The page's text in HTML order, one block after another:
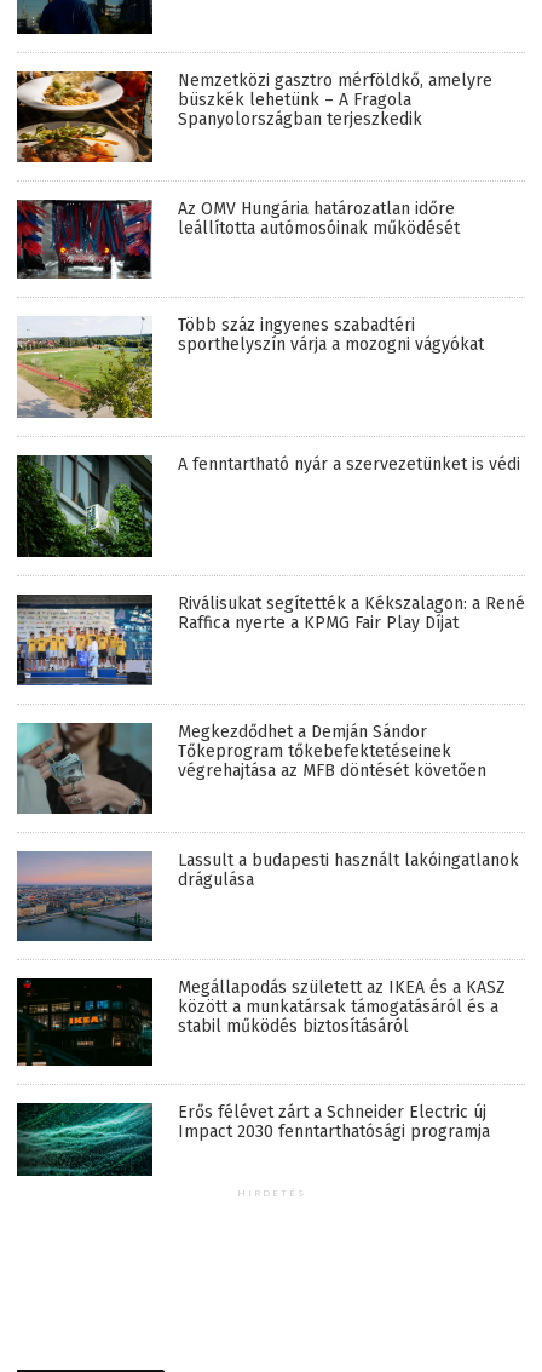
Nemzetközi gasztro mérföldkő, amelyre
büszkék lehetünk – A Fragola
Spanyolországban terjeszkedik
Az OMV Hungária határozatlan időre
leállította autómosóinak működését
Több száz ingyenes szabadtéri
sporthelyszín várja a mozogni vágyókat
A fenntartható nyár a szervezetünket is védi
Riválisukat segítették a Kékszalagon: a René
Raffica nyerte a KPMG Fair Play Díjat
Megkezdődhet a Demján Sándor
Tőkeprogram tőkebefektetéseinek
végrehajtása az MFB döntését követően
Lassult a budapesti használt lakóingatlanok
drágulása
Megállapodás született az IKEA és a KASZ
között a munkatársak támogatásáról és a
stabil működés biztosításáról
Erős félévet zárt a Schneider Electric új
Impact 2030 fenntarthatósági programja
HIRDETÉS